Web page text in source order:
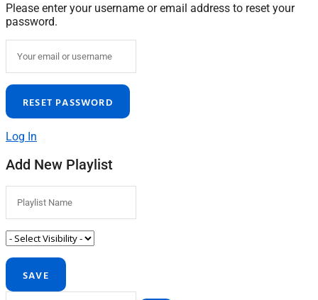
Please enter your username or email address to reset your
password.
Log In
Add New Playlist